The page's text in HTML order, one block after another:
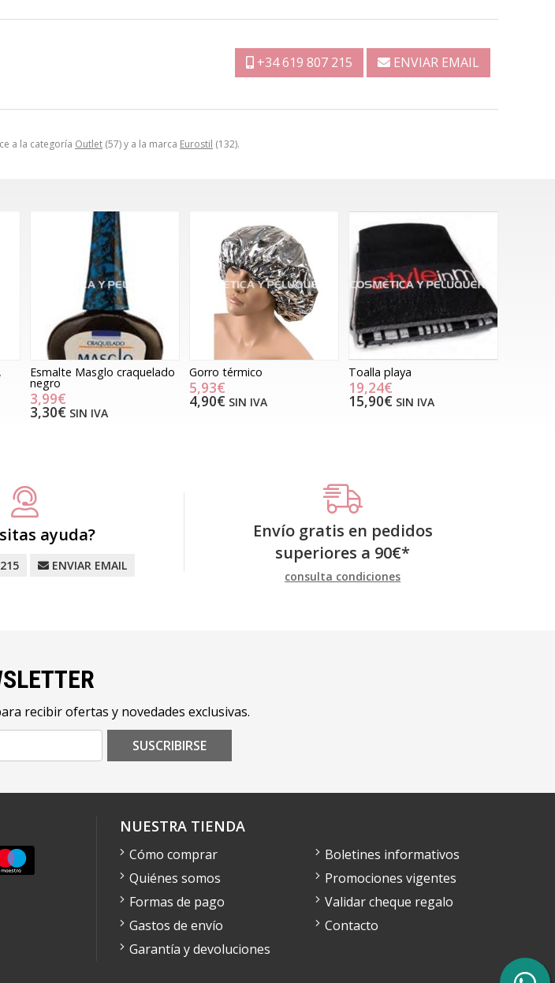
a la categoría Outlet (57) y a la marca Eurostil (132).
+34 619 807 215 ENVIAR EMAIL
Esmalte Masglo craquelado
negro
3,99€
3,30€ SIN IVA
Gorro térmico
5,93€
4,90€ SIN IVA
Toalla playa
19,24€
15,90€ SIN IVA
ayuda?
ENVIAR EMAIL
Envío gratis en pedidos
superiores a 90€*
consulta condiciones
recibir ofertas y novedades exclusivas.
SUSCRIBIRSE
NUESTRA TIENDA
Cómo comprar
Quiénes somos
Formas de pago
Gastos de envío
Garantía y devoluciones
Boletines informativos
Promociones vigentes
Validar cheque regalo
Contacto